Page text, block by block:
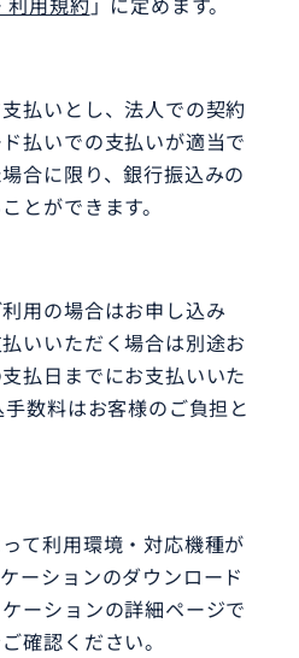
払いとし、法人での契約
払いでの支払いが適当で
合に限り、銀行振込みの
とができます。
用の場合はお申し込み
いいただく場合は別途お
払日までにお支払いいた
数料はお客様のご負担と
て利用環境・対応機種が
ーションのダウンロード
ーションの詳細ページで
確認ください。